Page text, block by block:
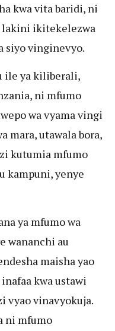
kwa vita baridi, ni
lakini ikitekelezwa
siyo vinginevyo.
ile ya kiliberali,
ni mfumo
wa vyama vingi
mara, utawala bora,
kutumia mfumo
kampuni, yenye
ya mfumo wa
wananchi au
maisha yao
kwa ustawi
vyao vinavyokuja.
ni mfumo